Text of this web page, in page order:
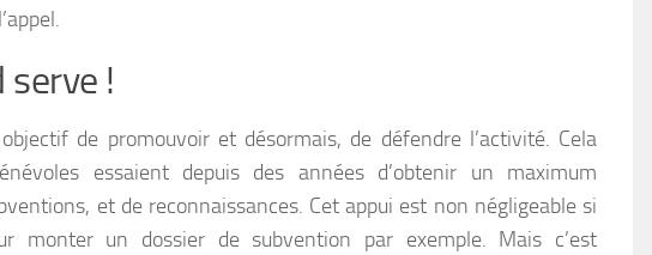
serve !
de promouvoir et désormais, de défendre l’activité. Cela
essaient depuis des années d’obtenir un maximum
et de reconnaissances. Cet appui est non négligeable si
monter un dossier de subvention par exemple. Mais c’est